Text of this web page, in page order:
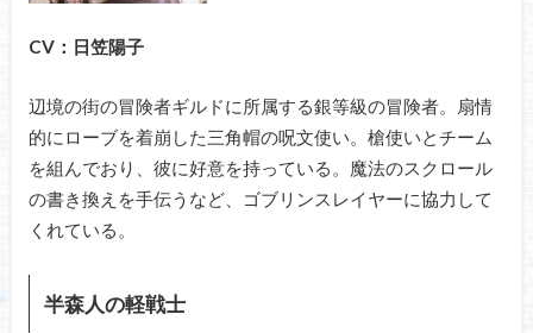
CV：日笠陽子
辺境の街の冒険者ギルドに所属する銀等級の冒険者。扇情
的にローブを着崩した三角帽の呪文使い。槍使いとチーム
を組んでおり、彼に好意を持っている。魔法のスクロール
の書き換えを手伝うなど、ゴブリンスレイヤーに協力して
くれている。
半森人の軽戦士